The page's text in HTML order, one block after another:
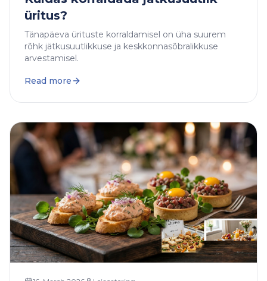
üritus?
Tänapäeva ürituste korraldamisel on üha suurem
rõhk jätkusuutlikkuse ja keskkonnasõbralikkuse
arvestamisel.
Read more